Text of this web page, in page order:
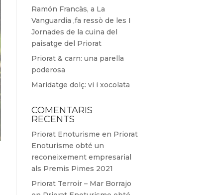
Ramón Francàs, a La
Vanguardia ,fa ressò de les I
Jornades de la cuina del
paisatge del Priorat
Priorat & carn: una parella
poderosa
Maridatge dolç: vi i xocolata
COMENTARIS
RECENTS
Priorat Enoturisme en Priorat
Enoturisme obté un
reconeixement empresarial
als Premis Pimes 2021
Priorat Terroir – Mar Borrajo